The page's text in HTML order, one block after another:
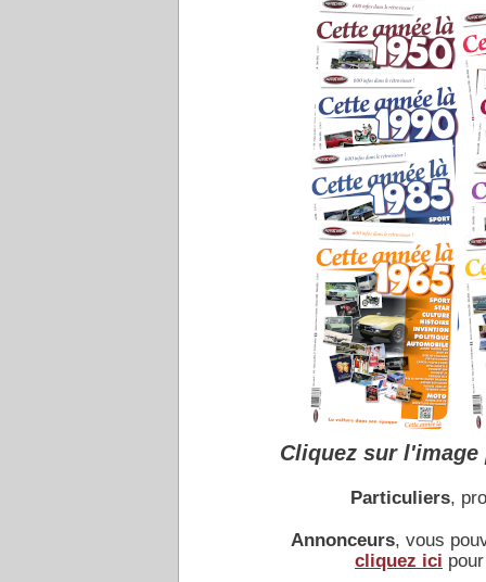
Cliquez sur
Particuliers,
Annonceurs, vous
cliquez ici